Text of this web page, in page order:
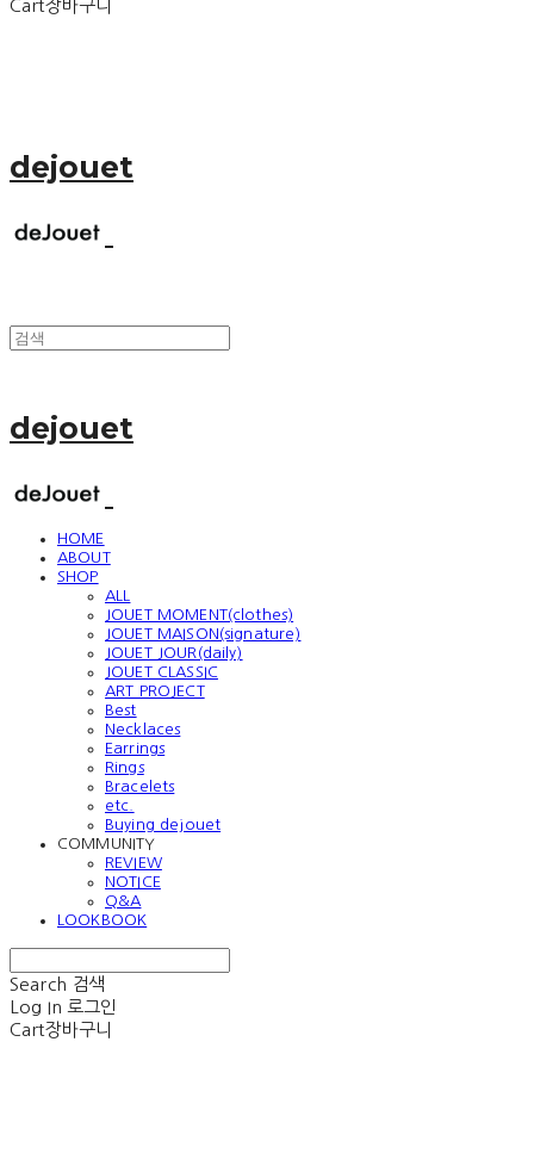
Cart장바구니
dejouet
dejouet
HOME
ABOUT
SHOP
ALL
JOUET MOMENT(clothes)
JOUET MAISON(signature)
JOUET JOUR(daily)
JOUET CLASSIC
ART PROJECT
Best
Necklaces
Earrings
Rings
Bracelets
etc.
Buying dejouet
COMMUNITY
REVIEW
NOTICE
Q&A
LOOKBOOK
Search 검색
Log In 로그인
Cart장바구니